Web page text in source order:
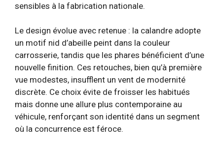
sensibles à la fabrication nationale.
Le design évolue avec retenue : la calandre adopte
un motif nid d’abeille peint dans la couleur
carrosserie, tandis que les phares bénéficient d’une
nouvelle finition. Ces retouches, bien qu’à première
vue modestes, insufflent un vent de modernité
discrète. Ce choix évite de froisser les habitués
mais donne une allure plus contemporaine au
véhicule, renforçant son identité dans un segment
où la concurrence est féroce.